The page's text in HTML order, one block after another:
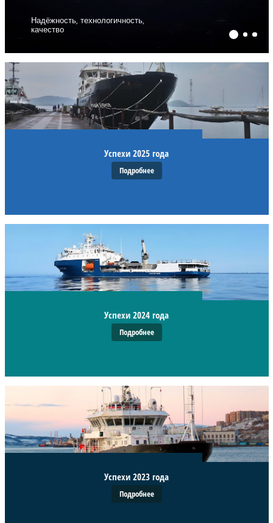
Надёжность, технологичность,
качество
Успехи 2025 года
Подробнее
Успехи 2024 года
Подробнее
Успехи 2023 года
Подробнее